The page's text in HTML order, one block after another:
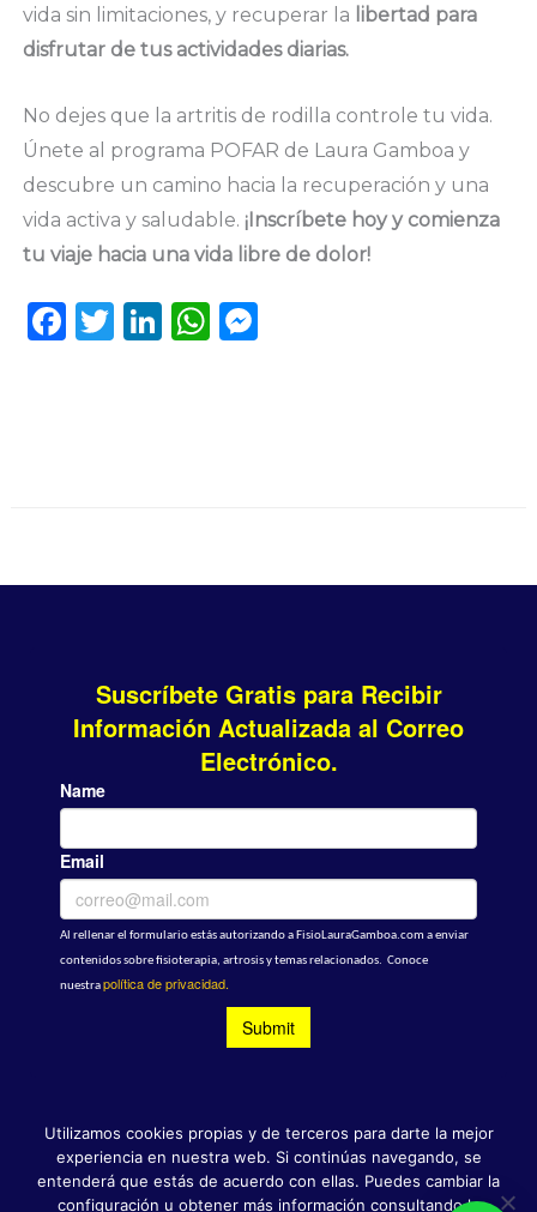
vida sin limitaciones, y recuperar la libertad para
disfrutar de tus actividades diarias.
No dejes que la artritis de rodilla controle tu vida.
Únete al programa POFAR de Laura Gamboa y
descubre un camino hacia la recuperación y una
vida activa y saludable. ¡Inscríbete hoy y comienza
tu viaje hacia una vida libre de dolor!
F
k
T
Li W
●Política de Privacidad●Aviso Legal● Aviso de
Cookies●
Utilizamos cookies propias y de terceros para darte la mejor
experiencia en nuestra web. Si continúas navegando, se
entenderá que estás de acuerdo con ellas. Puedes cambiar la
configuración u obtener más información consultando la